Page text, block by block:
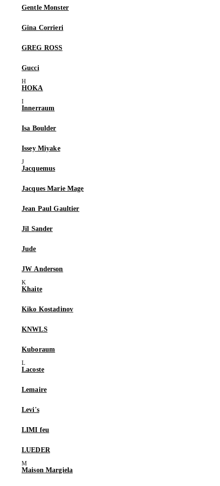
Gentle Monster
Gina Corrieri
GREG ROSS
Gucci
HOKA
Innerraum
Isa Boulder
Issey Miyake
Jacquemus
Jacques Marie Mage
Jean Paul Gaultier
Jil Sander
Jude
JW Anderson
Khaite
Kiko Kostadinov
KNWLS
Kuboraum
Lacoste
Lemaire
Levi's
LIMI feu
LUEDER
Maison Margiela